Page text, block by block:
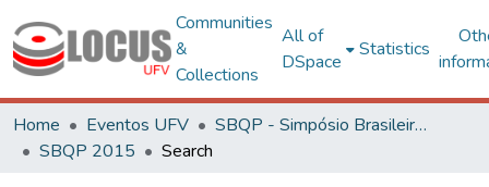
Communities
&
Collections
All of
DSpace
Statistics
Home Eventos UFV
SBQP - Simpósio Brasileiro de Qualidade do Projeto no Ambiente Construído
SBQP 2015
Search